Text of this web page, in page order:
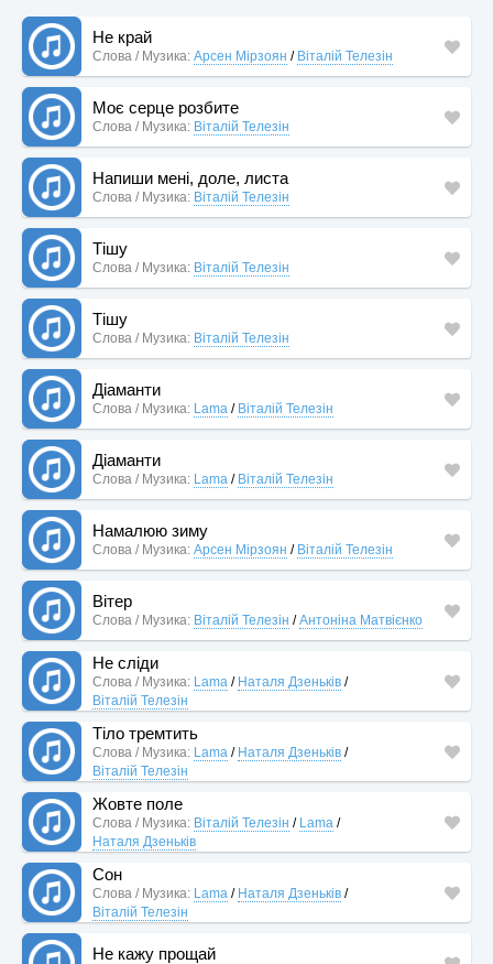
Не край
Слова / Музика: Арсен Мірзоян / Віталій Телезін
Моє серце розбите
Слова / Музика: Віталій Телезін
Напиши мені, доле, листа
Слова / Музика: Віталій Телезін
Тішу
Слова / Музика: Віталій Телезін
Тішу
Слова / Музика: Віталій Телезін
Діаманти
Слова / Музика: Lama / Віталій Телезін
Діаманти
Слова / Музика: Lama / Віталій Телезін
Намалюю зиму
Слова / Музика: Арсен Мірзоян / Віталій Телезін
Вітер
Слова / Музика: Віталій Телезін /Антоніна Матвієнко
Не сліди
Слова / Музика: Lama / Наталя Дзеньків /
Віталій Телезін
Тіло тремтить
Слова / Музика: Lama / Наталя Дзеньків /
Віталій Телезін
Жовте поле
Слова / Музика: Віталій Телезін / Lama /
Наталя Дзеньків
Сон
Слова / Музика: Lama / Наталя Дзеньків /
Віталій Телезін
Не кажу прощай